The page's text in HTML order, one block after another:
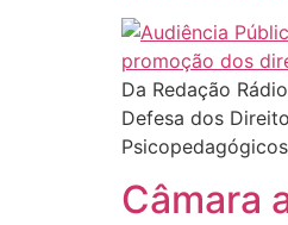
Da Redação
Defesa dos
Câmara